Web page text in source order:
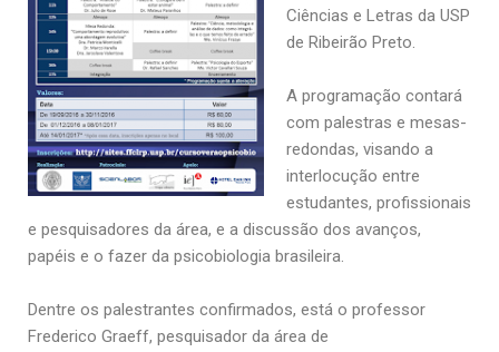
Ciência, Arte, Educação e Sociedade: CienArtES
Grupo de Estudos Avançados em Tecnologia e Informação
em Saúde com foco em Populações Vulneráveis
(Confluencia)
Grupos de estudo encerrados
Grupos de Pesquisa
Criminologia Experimental e Segurança Pública
Direito e Tecnologia (Tech Law)
Grupos de pesquisa encerrados
Ciências e Letras da USP
de Ribeirão Preto.
A programação contará
com palestras e mesas-
redondas, visando a
interlocução entre
estudantes, profissionais
e pesquisadores da área, e a discussão dos avanços,
papéis e o fazer da psicobiologia brasileira.
Dentre os palestrantes confirmados, está o professor
Frederico Graeff, pesquisador da área de